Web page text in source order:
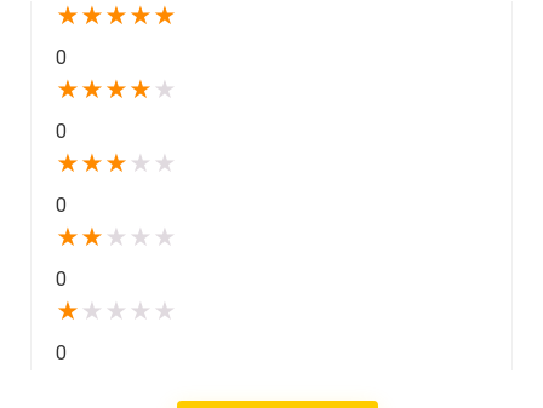
★★★★★
0
★★★★ ★
0
★★★ ★ ★
0
★★ ★ ★ ★
0
★ ★ ★ ★ ★
0